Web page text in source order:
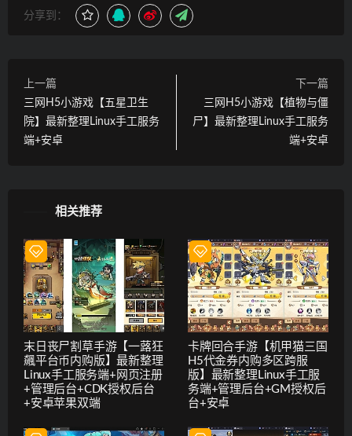
分享到：
上一篇
三网H5小游戏【五星卫生
院】最新整理Linux手工服务
端+安卓
下一篇
三网H5小游戏【植物与僵
尸】最新整理Linux手工服务
端+安卓
相关推荐
末日丧尸割草手游【一蕗狂
飆平台币内购版】最新整理
Linux手工服务端+网页注册
+管理后台+CDK授权后台
+安卓苹果双端
卡牌回合手游【机甲猫三国
H5代金券内购多区跨服
版】最新整理Linux手工服
务端+管理后台+GM授权后
台+安卓